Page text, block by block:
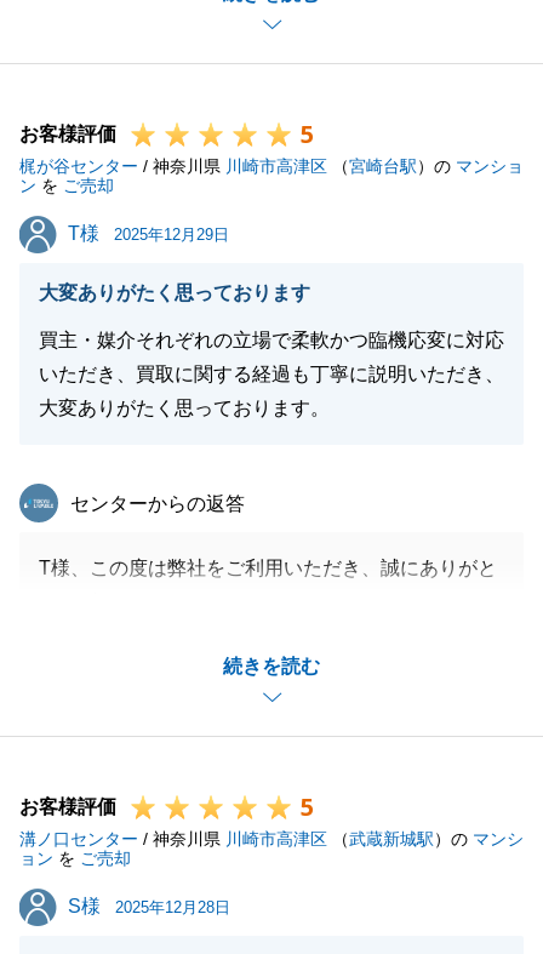
心より感謝申し上げます。
初めてお会いさせていただいてから約半年間の期間で
ても大変助かりました。
K様の新しいご生活がより良いものとなることを心よ
り願っております。
また何かお困り事等ございましたら、いつでもお気軽
今後とも末永くよろしくお願いいたします。
閉じる
お客様評価 5
梶が谷センター / 神奈川県 川崎市高津区 （宮崎台駅）の マンショ
ン を ご売却
T様
T様 2025年12月29日
大変ありがたく思っております
買主・媒介それぞれの立場で柔軟かつ臨機応変に対応
いただき、買取に関する経過も丁寧に説明いただき、
大変ありがたく思っております。
続きを読む
東急リバブル
センターからの返答
T様、この度は弊社をご利用いただき、誠にありがと
たこと、感謝申し上げます。
お住替え先もご家族の皆様がご満足いただけたようで
私もうれしく思います。
ざいましたらお気軽にご連絡いただければと思いま
す。
引き続きよろしくお願いいたします。
お客様評価 5
溝ノ口センター / 神奈川県 川崎市高津区 （武蔵新城駅）の マンシ
ョン を ご売却
S様
S様 2025年12月28日